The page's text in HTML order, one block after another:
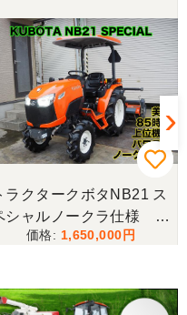
えていただき 引き取り
とうございました。又機
ます。ありがとうござい
しかったです。
うです。
ラクタークボタNB21 ス
シャルノークラ仕様 上
機種
1,650,000